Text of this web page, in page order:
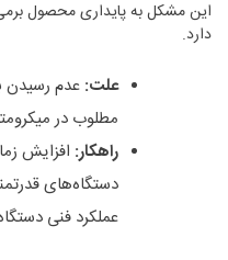
این مشکل به پایداری محصول
دارد.
علت:
مطلوب در
راهکار: افزایش
دستگاه‌های
عملکرد فنی